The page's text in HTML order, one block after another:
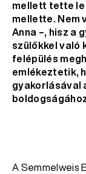
mellett tette
mellette. Nem
Anna –, hisz a
szülőkkel való
felépülés
emlékeztetik,
gyakorlásával
A Semmelweis